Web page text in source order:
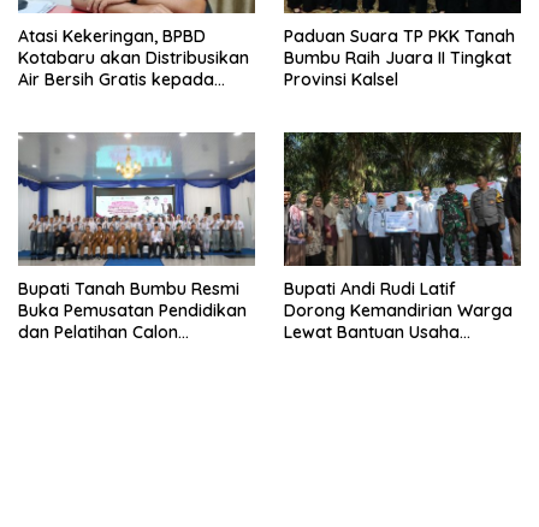
Atasi Kekeringan, BPBD
Kotabaru akan Distribusikan
Air Bersih Gratis kepada
Paduan Suara TP PKK Tanah
Bumbu Raih Juara II Tingkat
Provinsi Kalsel
Bupati Tanah Bumbu Resmi
Buka Pemusatan Pendidikan
dan Pelatihan Calon
Bupati Andi Rudi Latif
Dorong Kemandirian Warga
Lewat Bantuan Usaha